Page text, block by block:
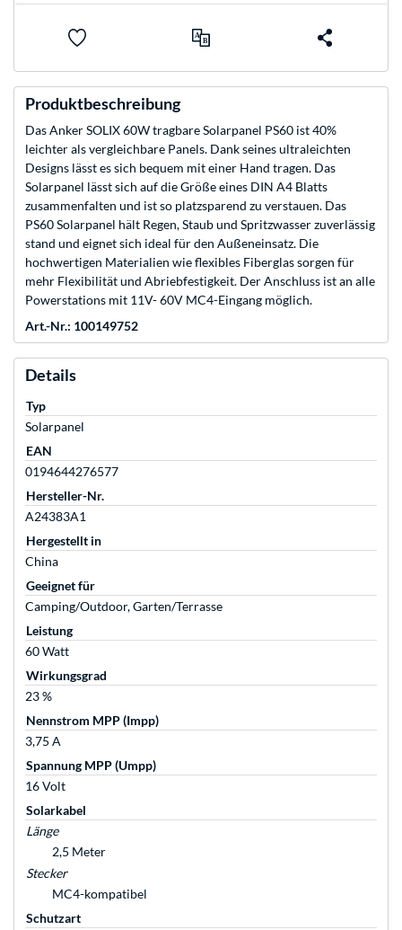
Produktbeschreibung
Das Anker SOLIX 60W tragbare Solarpanel PS60 ist 40%
leichter als vergleichbare Panels. Dank seines ultraleichten
Designs lässt es sich bequem mit einer Hand tragen. Das
Solarpanel lässt sich auf die Größe eines DIN A4 Blatts
zusammenfalten und ist so platzsparend zu verstauen. Das
PS60 Solarpanel hält Regen, Staub und Spritzwasser zuverlässig
stand und eignet sich ideal für den Außeneinsatz. Die
hochwertigen Materialien wie flexibles Fiberglas sorgen für
mehr Flexibilität und Abriebfestigkeit. Der Anschluss ist an alle
Powerstations mit 11V- 60V MC4-Eingang möglich.
Art.-Nr.: 100149752
Details
Typ
Solarpanel
EAN
0194644276577
Hersteller-Nr.
A24383A1
Hergestellt in
China
Geeignet für
Camping/Outdoor, Garten/Terrasse
Leistung
60 Watt
Wirkungsgrad
23 %
Nennstrom MPP (Impp)
3,75 A
Spannung MPP (Umpp)
16 Volt
Solarkabel
Länge
2,5 Meter
Stecker
MC4-kompatibel
Schutzart